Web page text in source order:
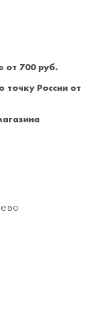
от 700 руб.
России от